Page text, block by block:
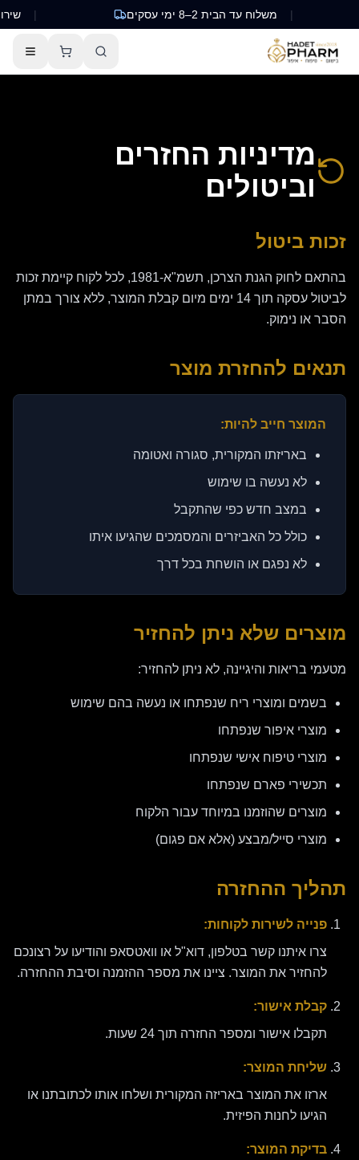
שירות משלוח עד הבית 2–8 ימי עסקים
מדיניות החזרים
וביטולים
זכות ביטול
בהתאם לחוק הגנת הצרכן, תשמ"א-1981, לכל לקוח קיימת זכות
לביטול עסקה תוך 14 ימים מיום קבלת המוצר, ללא צורך במתן
הסבר או נימוק.
תנאים להחזרת מוצר
המוצר חייב להיות:
באריזתו המקורית, סגורה ואטומה
לא נעשה בו שימוש
במצב חדש כפי שהתקבל
כולל כל האביזרים והמסמכים שהגיעו איתו
לא נפגם או הושחת בכל דרך
מוצרים שלא ניתן להחזיר
מטעמי בריאות והיגיינה, לא ניתן להחזיר:
בשמים ומוצרי ריח שנפתחו או נעשה בהם שימוש
מוצרי איפור שנפתחו
מוצרי טיפוח אישי שנפתחו
תכשירי פארם שנפתחו
מוצרים שהוזמנו במיוחד עבור הלקוח
מוצרי סייל/מבצע (אלא אם פגום)
תהליך ההחזרה
פנייה לשירות לקוחות:
צרו איתנו קשר בטלפון, דוא"ל או וואטסאפ והודיעו על רצונכם
להחזיר את המוצר. ציינו את מספר ההזמנה וסיבת ההחזרה.
קבלת אישור:
תקבלו אישור ומספר החזרה תוך 24 שעות.
שליחת המוצר:
ארזו את המוצר באריזה המקורית ושלחו אותו לכתובתנו או
הגיעו לחנות הפיזית.
בדיקת המוצר: